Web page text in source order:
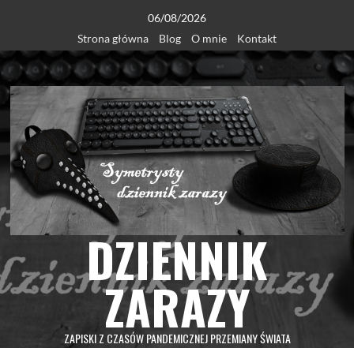
content
06/08/2026
Strona główna
Blog O mnie Kontakt
DZIENNIK
ZARAZY
ZAPISKI Z CZASÓW PANDEMICZNEJ PRZEMIANY ŚWIATA